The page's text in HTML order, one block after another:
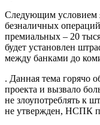
Следующим условием
безналичных
премиальных – 20
будет установлен
между банками до
. Данная тема горячо
проекта и вызвало
не злоупотреблять к
не утвержден, НСПК